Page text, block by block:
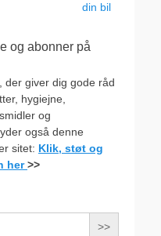
din bil
og abonner på
der giver dig gode råd
hygiejne,
og
også denne
sitet: Klik, støt og
her>>